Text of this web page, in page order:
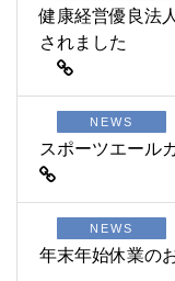
健康経営優良法
されました
NEWS
スポーツエール
NEWS
年末年始休業の